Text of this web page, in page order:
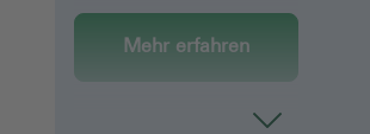
Mehr erfahren